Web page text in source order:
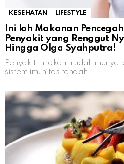
KESEHATAN LIFESTYLE
Ini loh Makanan
Penyakit yang Renggut
Hingga Olga Syahputra!
Penyakit ini akan mudah
sistem imunitas rendah